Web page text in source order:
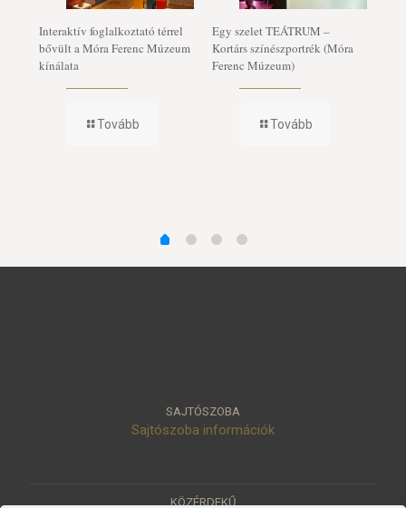
Interaktív foglalkoztató térrel
bővült a Móra Ferenc Múzeum
kínálata
Tovább
Egy szelet TEÁTRUM –
Kortárs színészportrék (Móra
Ferenc Múzeum)
Tovább
SAJTÓSZOBA
Sajtószoba információk
KÖZÉRDEKŰ